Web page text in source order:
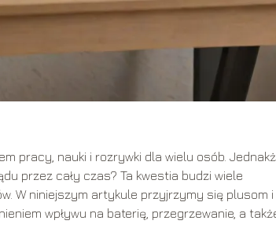
pracy, nauki i rozrywki dla wielu osób.
przez cały czas? Ta kwestia budzi wiele
W niniejszym artykule przyjrzymy się plusom i
wpływu na baterię, przegrzewanie, a